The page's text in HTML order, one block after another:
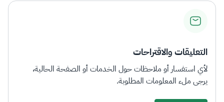
التعليقات والاقتراحات
لأي استفسار أو ملاحظات حول الخدمات أو الصفحة الحالية،
يرجى ملء المعلومات المطلوبة.